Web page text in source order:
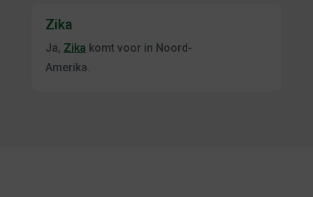
Zika
Ja, Zika komt voor in Noord-
Amerika.